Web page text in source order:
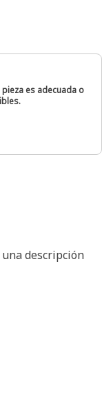
es adecuada o
descripción